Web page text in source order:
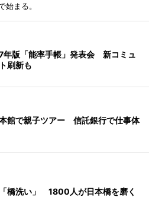
まる。
年版「能率手帳」発表会 新コミュ
刷新も
館で親子ツアー 信託銀行で仕事体
橋洗い」 1800人が日本橋を磨く